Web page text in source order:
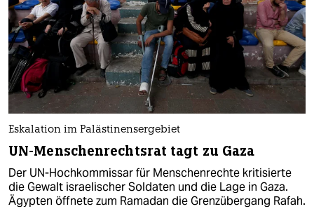
Eskalation im Palästinensergebiet
UN-Menschenrechtsrat tagt zu Gaza
Der UN-Hochkommissar für Menschenrechte kritisierte
die Gewalt israelischer Soldaten und die Lage in Gaza.
Ägypten öffnete zum Ramadan die Grenzübergang Rafah.